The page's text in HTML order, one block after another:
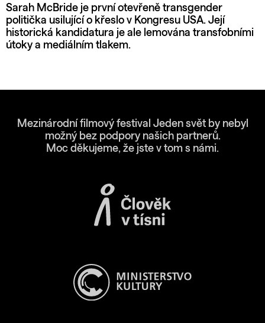
Sarah McBride je první otevřeně transgender
politička usilující o křeslo v Kongresu USA. Její
historická kandidatura je ale lemována transfobními
útoky a mediálním tlakem.
Mezinárodní filmový festival Jeden svět by nebyl
možný bez podpory našich partnerů.
Moc děkujeme, že jste v tom s námi.